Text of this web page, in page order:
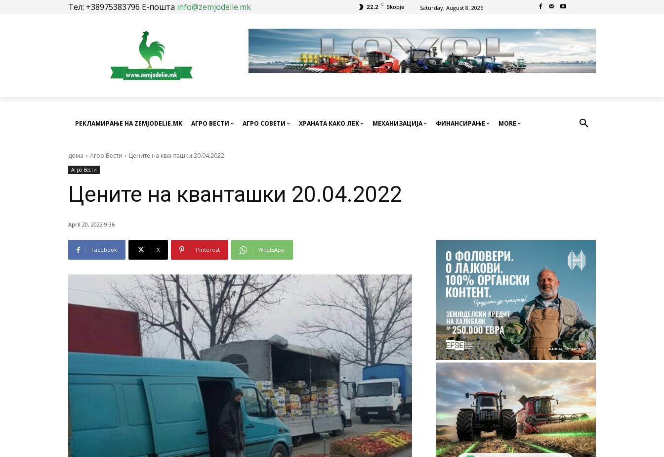
Тел: +38975383796 Е-пошта info@zemjodelie.mk 22.2 C Skopje Saturday, August 8, 2026
РЕКЛАМИРАЊЕ НА ZEMJODELIE.MK АГРО ВЕСТИ АГРО СОВЕТИ ХРАНАТА КАКО ЛЕК МЕХАНИЗАЦИЈА ФИНАНСИРАЊЕ MORE
дома Агро Вести Цените на кванташки 20.04.2022
Агро Вести
Цените на кванташки 20.04.2022
April 20, 2022 9:36
Facebook X Pinterest WhatsApp